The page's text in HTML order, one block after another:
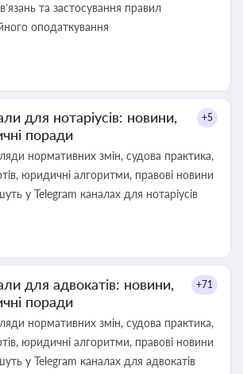
та застосування правил
оподаткування
для нотаріусів: новини,
поради
+5
нормативних змін, судова практика,
юридичні алгоритми, правові новини
у Telegram каналах для нотаріусів
для адвокатів: новини,
поради
+71
нормативних змін, судова практика,
юридичні алгоритми, правові новини
у Telegram каналах для адвокатів